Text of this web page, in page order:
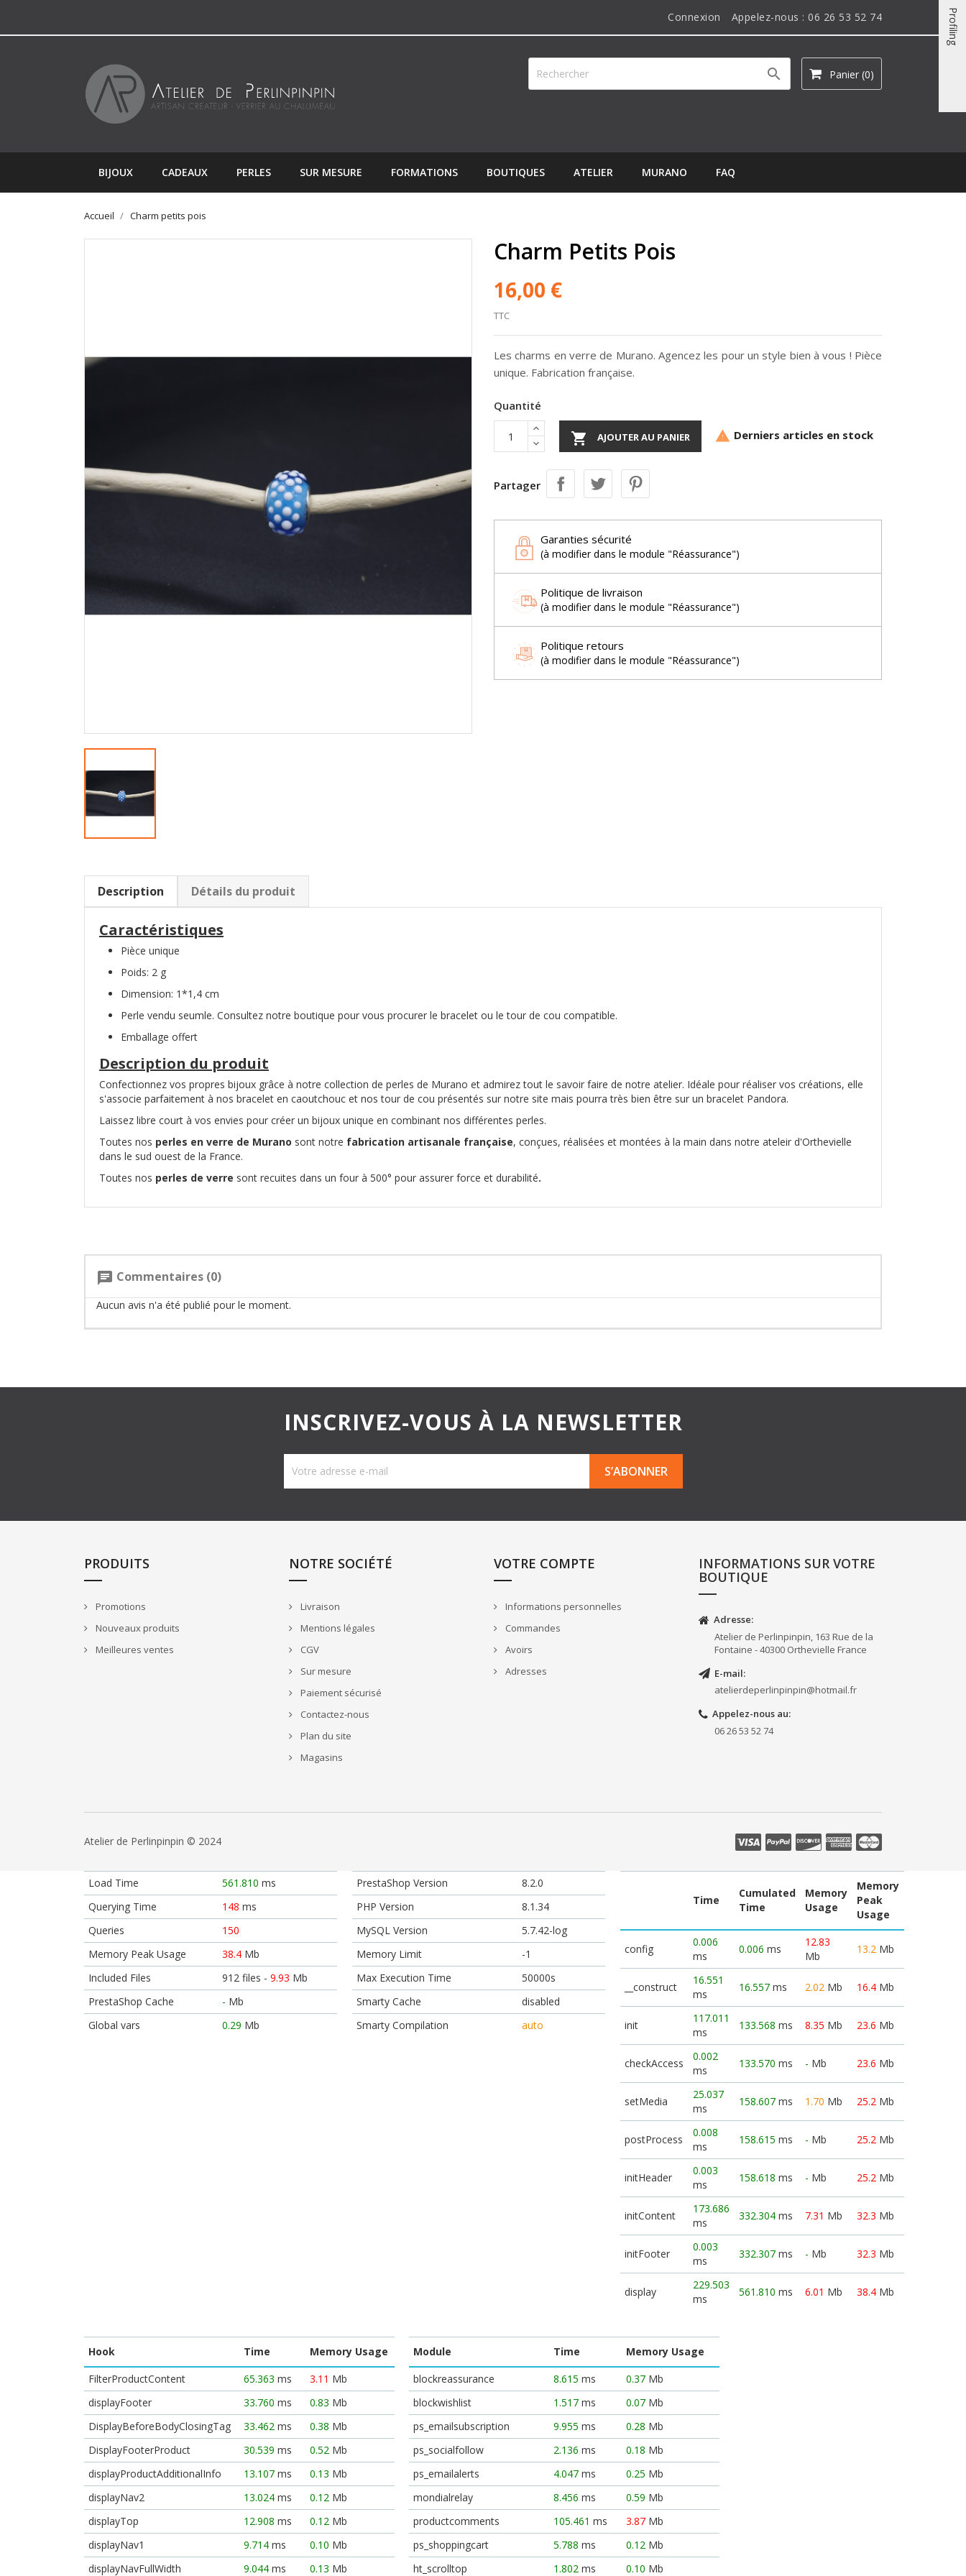
Connexion Appelez-nous : 06 26 53 52 74
Panier (0)

BIJOUX CADEAUX PERLES SUR MESURE FORMATIONS BOUTIQUES ATELIER MURANO FAQ
Accueil Charm petits pois
Charm Petits Pois
16,00 €
TTC
Les charms en verre de Murano. Agencez les pour un style bien à vous ! Pièce
unique. Fabrication française.
Quantité
 AJOUTER AU PANIER  Derniers articles en stock
Partager
Garanties sécurité
(à modifier dans le module "Réassurance")
Politique de livraison
(à modifier dans le module "Réassurance")
Politique retours
(à modifier dans le module "Réassurance")
Description Détails du produit
Caractéristiques
Pièce unique
Poids: 2 g
Dimension: 1*1,4 cm
Perle vendu seumle. Consultez notre boutique pour vous procurer le bracelet ou le tour de cou compatible.
Emballage offert
Description du produit
Confectionnez vos propres bijoux grâce à notre collection de perles de Murano et admirez tout le savoir faire de notre atelier. Idéale pour réaliser vos créations, elle
s'associe parfaitement à nos bracelet en caoutchouc et nos tour de cou présentés sur notre site mais pourra très bien être sur un bracelet Pandora.
Laissez libre court à vos envies pour créer un bijoux unique en combinant nos différentes perles.
Toutes nos perles en verre de Murano sont notre fabrication artisanale française, conçues, réalisées et montées à la main dans notre ateleir d'Orthevielle
dans le sud ouest de la France.
Toutes nos perles de verre sont recuites dans un four à 500° pour assurer force et durabilité.
chat Commentaires (0)
Aucun avis n'a été publié pour le moment.
INSCRIVEZ-VOUS À LA NEWSLETTER
PRODUITS
Promotions
Nouveaux produits
Meilleures ventes
NOTRE SOCIÉTÉ
Livraison
Mentions légales
CGV
Sur mesure
Paiement sécurisé
Contactez-nous
Plan du site
Magasins
VOTRE COMPTE
Informations personnelles
Commandes
Avoirs
Adresses
INFORMATIONS SUR VOTRE
BOUTIQUE
Adresse:
Atelier de Perlinpinpin, 163 Rue de la
Fontaine - 40300 Orthevielle France
E-mail:
atelierdeperlinpinpin@hotmail.fr
Appelez-nous au:
06 26 53 52 74
Atelier de Perlinpinpin © 2024
Profiling
Load Time 561.810 ms
Querying Time
148 ms
Queries
150
Memory Peak Usage
38.4 Mb
Included Files
912 files -9.93 Mb
PrestaShop Cache
- Mb
Global vars
0.29 Mb
PrestaShop Version
8.2.0
PHP Version
8.1.34
MySQL Version
5.7.42-log
Memory Limit
-1
Max Execution Time
50000s
Smarty Cache
disabled
Smarty Compilation
auto
Time
Cumulated
Time
Memory
Usage
Memory
Peak
Usage
config
0.006
ms
0.006 ms
12.83
Mb
13.2 Mb
__construct
16.551
ms
16.557 ms 2.02 Mb 16.4 Mb
init
117.011
ms
133.568 ms 8.35 Mb 23.6 Mb
checkAccess
0.002
ms
133.570 ms - Mb 23.6 Mb
setMedia
25.037
ms
158.607 ms 1.70 Mb 25.2 Mb
postProcess
0.008
ms
158.615 ms - Mb 25.2 Mb
initHeader
0.003
ms
158.618 ms - Mb 25.2 Mb
initContent
173.686
ms
332.304 ms 7.31 Mb 32.3 Mb
initFooter
0.003
ms
332.307 ms - Mb 32.3 Mb
display
229.503
ms
561.810 ms 6.01 Mb 38.4 Mb
Hook Time
Memory Usage
FilterProductContent
65.363 ms 3.11 Mb
displayFooter
33.760 ms 0.83 Mb
DisplayBeforeBodyClosingTag
33.462 ms 0.38 Mb
DisplayFooterProduct
30.539 ms 0.52 Mb
displayProductAdditionalInfo
13.107 ms 0.13 Mb
displayNav2
13.024 ms 0.12 Mb
displayTop
12.908 ms 0.12 Mb
displayNav1
9.714 ms 0.10 Mb
displayNavFullWidth
9.044 ms 0.13 Mb
Module Time
Memory Usage
blockreassurance
8.615 ms 0.37 Mb
blockwishlist
1.517 ms 0.07 Mb
ps_emailsubscription
9.955 ms 0.28 Mb
ps_socialfollow
2.136 ms 0.18 Mb
ps_emailalerts
4.047 ms 0.25 Mb
mondialrelay
8.456 ms 0.59 Mb
productcomments
105.461 ms 3.87 Mb
ps_shoppingcart
5.788 ms 0.12 Mb
ht_scrolltop
1.802 ms 0.10 Mb